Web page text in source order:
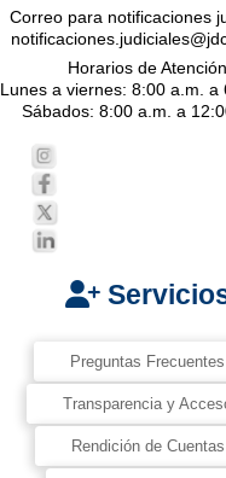
Correo para notificaciones
Horarios de Atención
Lunes a viernes: 8:00 a.m. a
Sábados: 8:00 a.m. a
Preguntas Frecuentes
Transparencia y
Rendición de Cuentas